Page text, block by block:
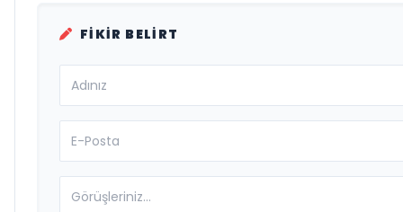
FIKIR BELIRT